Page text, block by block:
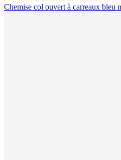
Chemise col ouvert à carreaux bleu